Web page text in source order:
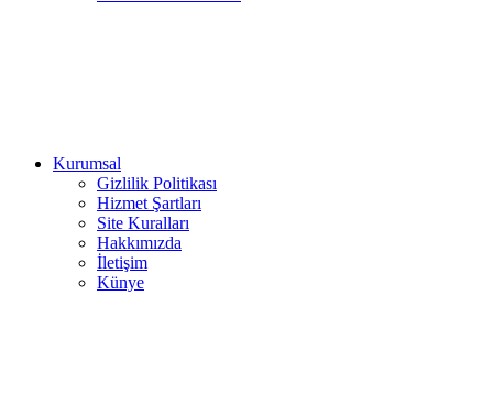
Kurumsal
Gizlilik Politikası
Hizmet Şartları
Site Kuralları
Hakkımızda
İletişim
Künye